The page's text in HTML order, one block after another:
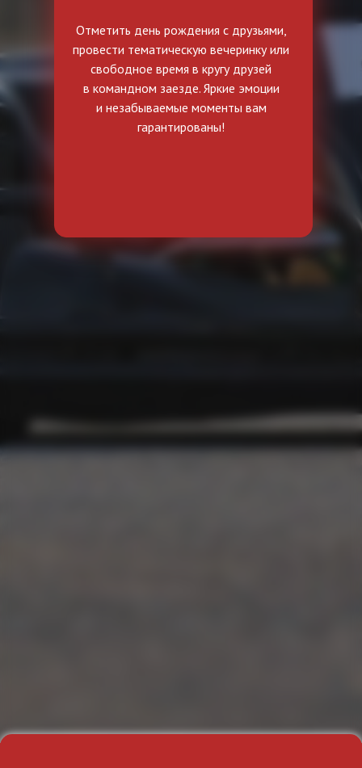
Отметить день рождения с друзьями,
провести тематическую вечеринку или
свободное время в кругу друзей
в командном заезде. Яркие эмоции
и незабываемые моменты вам
гарантированы!